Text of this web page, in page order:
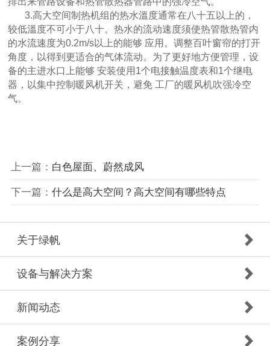
3.高大空间制热机组的热水溫度通常在八十五以上的，
较低溫度不可小于八十。热水的流动速度须使热管散热管内
的水流速度为0.2m/s以上的能够 应用。调整百叶窗帘的打开
角度，以得到更适合的气体流动。为了更好地方便管理，设
备的主进水口上能够 安装使用1个电接触温度表和1个继电
器，以集中控制暖风机开关，避免 工厂的暖风机吹强冷空
气。
上一篇： 白色屋面、蔚然成风
下一篇： 什么是高大空间？高大空间有哪些特点
关于绿帆
设备与解决方案
新闻动态
案例分享